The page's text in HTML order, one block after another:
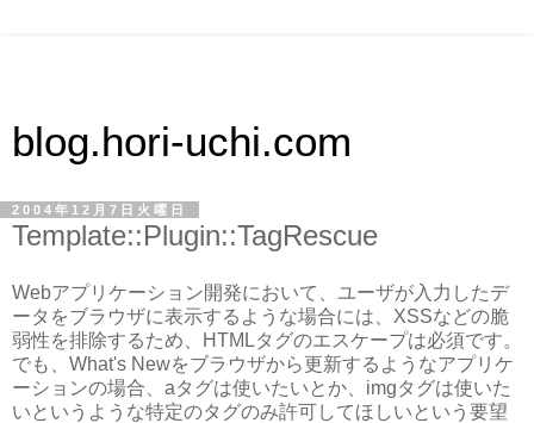
blog.hori-uchi.com
2004年12月7日火曜日
Template::Plugin::TagRescue
Webアプリケーション開発において、ユーザが入力したデ
ータをブラウザに表示するような場合には、XSSなどの脆
弱性を排除するため、HTMLタグのエスケープは必須です。
でも、What's Newをブラウザから更新するようなアプリケ
ーションの場合、aタグは使いたいとか、imgタグは使いた
いというような特定のタグのみ許可してほしいという要望